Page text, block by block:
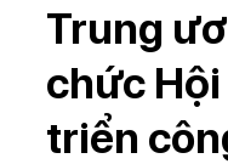
Trung
chức
triển